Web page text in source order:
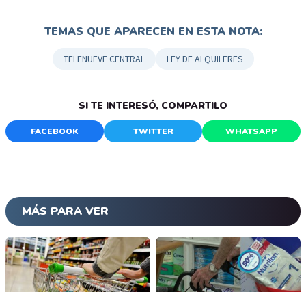
TEMAS QUE APARECEN EN ESTA NOTA:
TELENUEVE CENTRAL LEY DE ALQUILERES
SI TE INTERESÓ, COMPARTILO
FACEBOOK TWITTER WHATSAPP
MÁS PARA VER